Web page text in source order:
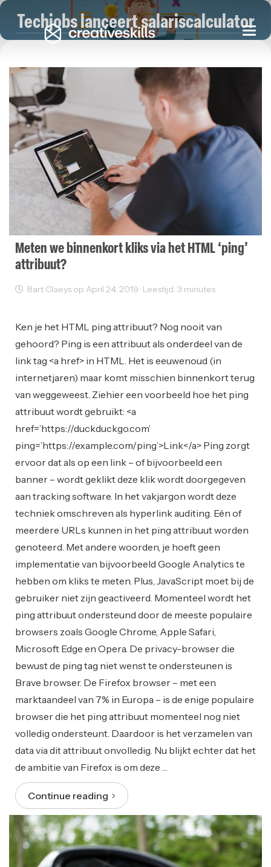
Techjobs lanceert salariscalculator
Meten we binnenkort kliks via het HTML ‘ping’
attribuut?
Bart Claeys op April 24, 2019 · Leestijd: 3 minutes
Ken je het HTML ping attribuut? Nog nooit van
gehoord? Ping is een attribuut als onderdeel van de
link tag <a href> in HTML. Het is eeuwenoud (in
internetjaren) maar komt misschien binnenkort terug
van weggeweest. Ziehier een voorbeeld hoe het ping
attribuut wordt gebruikt: <a
href=’https://duckduckgo.com’
ping=’https://example.com/ping’>Link</a> Ping zorgt
ervoor dat als op een link – of bijvoorbeeld een
banner – wordt geklikt deze klik wordt doorgegeven
aan tracking software. In het vakjargon wordt deze
techniek omschreven als hyperlink auditing. Eén of
meerdere URLs kunnen in het ping attribuut worden
genoteerd. Met andere woorden, je hoeft geen
implementatie van bijvoorbeeld Google Analytics te
hebben om kliks te meten. Plus, JavaScript moet bij de
gebruiker niet zijn geactiveerd. Momenteel wordt het
ping attribuut ondersteund door de meeste populaire
browsers zoals Google Chrome, Apple Safari,
Microsoft Edge en Opera. De privacy-browser die
bewust de ping tag niet wenst te ondersteunen is
Brave browser. De Firefox browser – met een
marktaandeel van 7% in Europa – is de enige populaire
browser die het ping attribuut momenteel nog niet
volledig ondersteunt. Daardoor is het verzamelen van
data via dit attribuut onvolledig. Nu blijkt echter dat het
de ambitie van Firefox is om deze …
Continue reading